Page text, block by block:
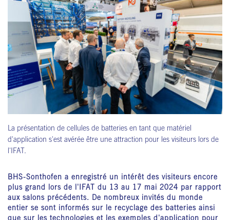
La présentation de cellules de batteries en tant que matériel
d'application s'est avérée être une attraction pour les visiteurs lors de
l'IFAT.
BHS-Sonthofen a enregistré un intérêt des visiteurs encore
plus grand lors de l'IFAT du 13 au 17 mai 2024 par rapport
aux salons précédents. De nombreux invités du monde
entier se sont informés sur le recyclage des batteries ainsi
que sur les technologies et les exemples d'application pour